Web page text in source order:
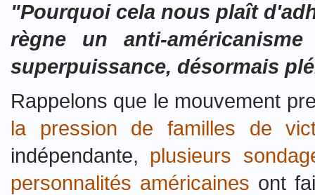
"Pourquoi cela nous plaît
règne un anti-
superpuissance, désormais
Rappelons que le mouvement
la pression de familles de
indépendante, plusieurs
personnalités américaines ont